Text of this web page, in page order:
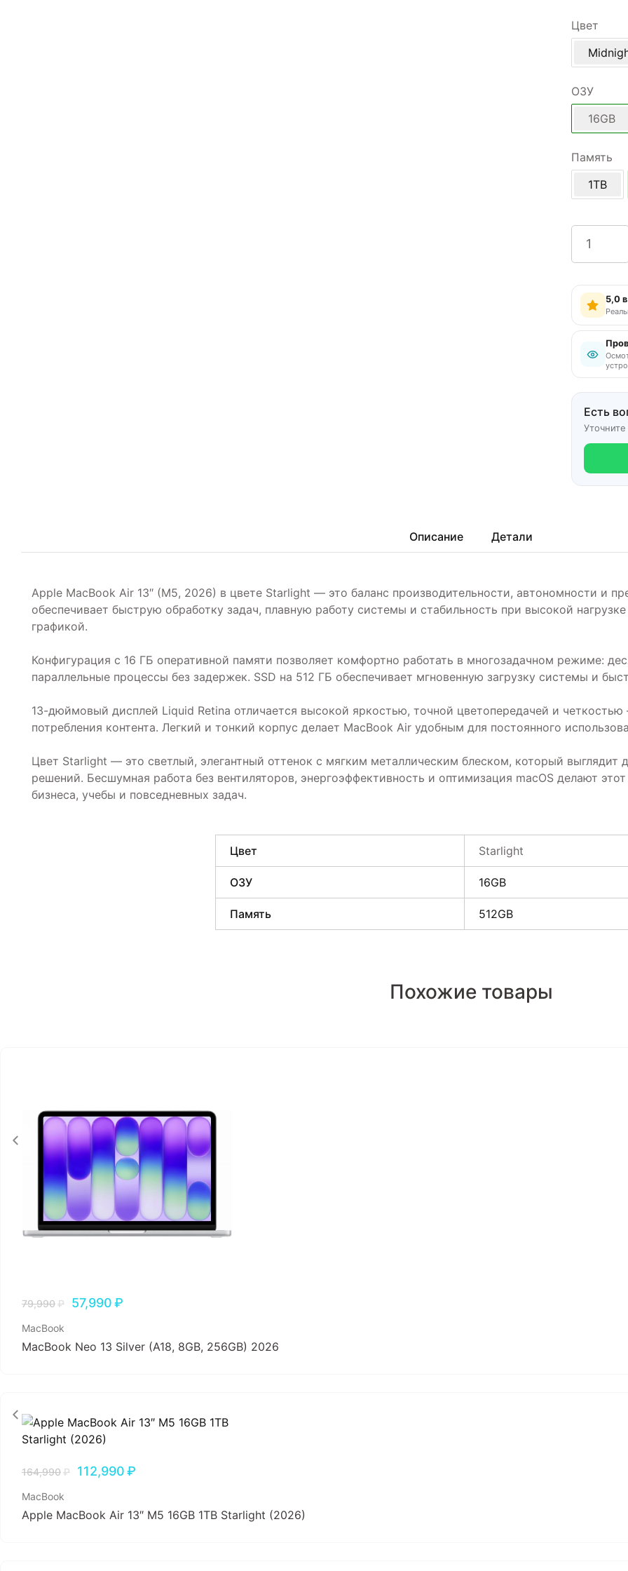
Цвет
ОЗУ
16GB
Память
1TB
5,0
Есть
Описание Детали
Apple MacBook Air 13″ (M5, 2026) в цвете Starlight — это баланс производительности, автономности и
обеспечивает быструю обработку задач, плавную работу системы и стабильность при высокой
графикой.
Конфигурация с 16 ГБ оперативной памяти позволяет комфортно работать в многозадачном режиме:
параллельные процессы без задержек. SSD на 512 ГБ обеспечивает мгновенную загрузку системы и
13-дюймовый дисплей Liquid Retina отличается высокой яркостью, точной цветопередачей и
потребления контента. Легкий и тонкий корпус делает MacBook Air удобным для постоянного
Цвет Starlight — это светлый, элегантный оттенок с мягким металлическим блеском, который выглядит
решений. Бесшумная работа без вентиляторов, энергоэффективность и оптимизация macOS делают
бизнеса, учебы и повседневных задач.
Цвет Starlight
ОЗУ 16GB
Память 512GB
Похожие товары
79,990₽ 57,990₽
MacBook
MacBook Neo 13 Silver (A18, 8GB, 256GB) 2026
164,990₽ 112,990₽
MacBook
Apple MacBook Air 13″ M5 16GB 1TB Starlight (2026)